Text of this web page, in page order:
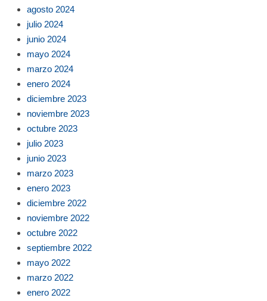
agosto 2024
julio 2024
junio 2024
mayo 2024
marzo 2024
enero 2024
diciembre 2023
noviembre 2023
octubre 2023
julio 2023
junio 2023
marzo 2023
enero 2023
diciembre 2022
noviembre 2022
octubre 2022
septiembre 2022
mayo 2022
marzo 2022
enero 2022